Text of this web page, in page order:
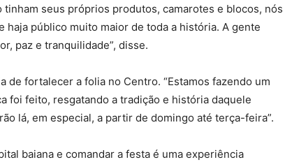
seus próprios produtos, camarotes e blocos, nós
haja público muito maior de toda a história. A gente
paz e tranquilidade”, disse.
de fortalecer a folia no Centro. “Estamos fazendo um
foi feito, resgatando a tradição e história daquele
lá, em especial, a partir de domingo até terça-feira”.
baiana e comandar a festa é uma experiência